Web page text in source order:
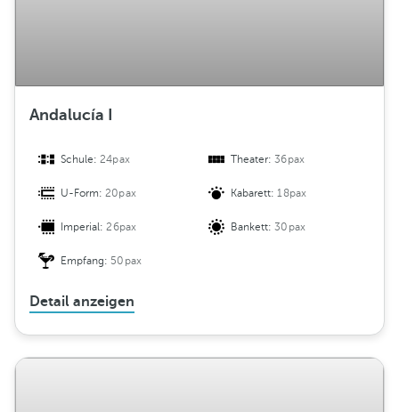
Andalucía I
Schule:24pax Theater:36pax
U-Form:20pax Kabarett:18pax
Imperial:26pax Bankett:30pax
Empfang: 50pax
Detail anzeigen